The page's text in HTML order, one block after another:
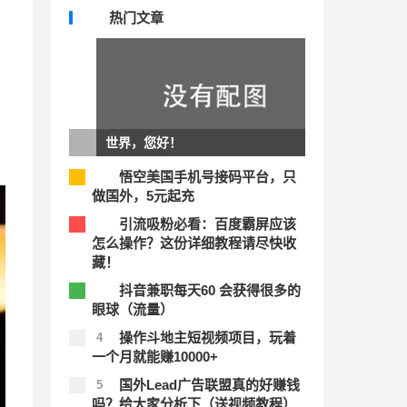
热门文章
世界，您好！
悟空美国手机号接码平台，只
做国外，5元起充
引流吸粉必看：百度霸屏应该
怎么操作？这份详细教程请尽快收
藏！
抖音兼职每天60 会获得很多的
眼球（流量）
4
操作斗地主短视频项目，玩着
一个月就能赚10000+
5
国外Lead广告联盟真的好赚钱
吗？给大家分析下（送视频教程）